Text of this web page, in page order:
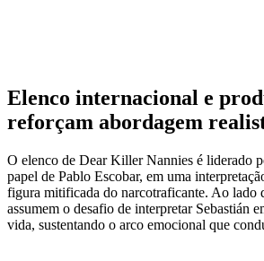
Elenco internacional e
reforçam abordagem
O elenco de Dear Killer Nannies é liderado
papel de Pablo Escobar, em uma
figura mitificada do narcotraficante. Ao lado
assumem o desafio de interpretar Sebastián
vida, sustentando o arco emocional que